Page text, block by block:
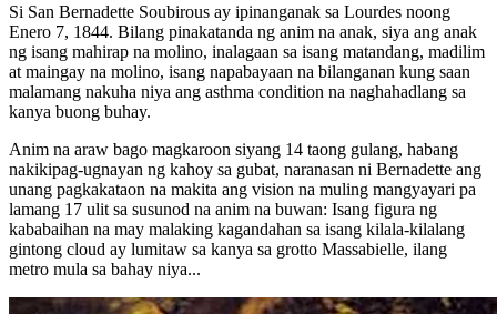
Si San Bernadette Soubirous ay ipinanganak sa Lourdes noong
Enero 7, 1844. Bilang pinakatanda ng anim na anak, siya ang anak
ng isang mahirap na molino, inalagaan sa isang matandang, madilim
at maingay na molino, isang napabayaan na bilanganan kung saan
malamang nakuha niya ang asthma condition na naghahadlang sa
kanya buong buhay.
Anim na araw bago magkaroon siyang 14 taong gulang, habang
nakikipag-ugnayan ng kahoy sa gubat, naranasan ni Bernadette ang
unang pagkakataon na makita ang vision na muling mangyayari pa
lamang 17 ulit sa susunod na anim na buwan: Isang figura ng
kababaihan na may malaking kagandahan sa isang kilala-kilalang
gintong cloud ay lumitaw sa kanya sa grotto Massabielle, ilang
metro mula sa bahay niya...